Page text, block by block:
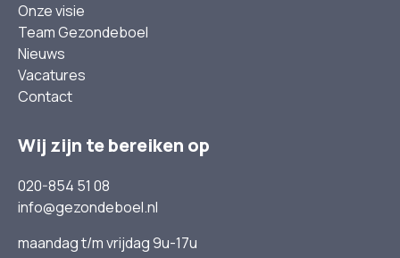
Onze visie
Team Gezondeboel
Nieuws
Vacatures
Contact
Wij zijn te bereiken op
020-854 51 08
info@gezondeboel.nl
maandag t/m vrijdag 9u-17u